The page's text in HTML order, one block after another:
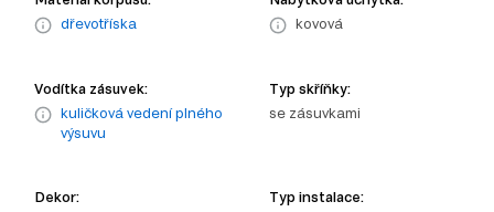
dřevotříska
kovová
Vodítka zásuvek:
kuličková vedení plného
výsuvu
Typ skříňky:
se zásuvkami
Dekor:
Typ instalace: